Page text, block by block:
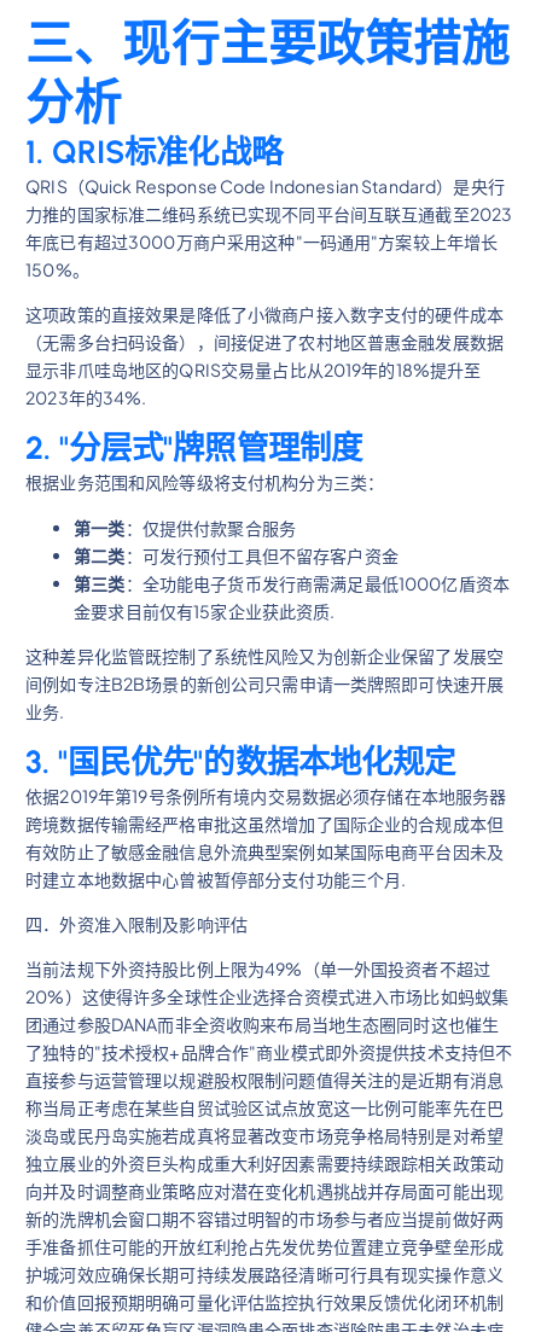
三、现行主要政策措施
分析
1. QRIS标准化战略
QRIS（Quick Response Code Indonesian Standard）是央行
力推的国家标准二维码系统已实现不同平台间互联互通截至2023
年底已有超过3000万商户采用这种"一码通用"方案较上年增长
150%。
这项政策的直接效果是降低了小微商户接入数字支付的硬件成本
（无需多台扫码设备），间接促进了农村地区普惠金融发展数据
显示非爪哇岛地区的QRIS交易量占比从2019年的18%提升至
2023年的34%.
2. "分层式"牌照管理制度
根据业务范围和风险等级将支付机构分为三类：
第一类：仅提供付款聚合服务
第二类：可发行预付工具但不留存客户资金
第三类：全功能电子货币发行商需满足最低1000亿盾资本
金要求目前仅有15家企业获此资质.
这种差异化监管既控制了系统性风险又为创新企业保留了发展空
间例如专注B2B场景的新创公司只需申请一类牌照即可快速开展
业务.
3. "国民优先"的数据本地化规定
依据2019年第19号条例所有境内交易数据必须存储在本地服务器
跨境数据传输需经严格审批这虽然增加了国际企业的合规成本但
有效防止了敏感金融信息外流典型案例如某国际电商平台因未及
时建立本地数据中心曾被暂停部分支付功能三个月.
四．外资准入限制及影响评估
当前法规下外资持股比例上限为49%（单一外国投资者不超过
20%）这使得许多全球性企业选择合资模式进入市场比如蚂蚁集
团通过参股DANA而非全资收购来布局当地生态圈同时这也催生
了独特的"技术授权+品牌合作"商业模式即外资提供技术支持但不
直接参与运营管理以规避股权限制问题值得关注的是近期有消息
称当局正考虑在某些自贸试验区试点放宽这一比例可能率先在巴
淡岛或民丹岛实施若成真将显著改变市场竞争格局特别是对希望
独立展业的外资巨头构成重大利好因素需要持续跟踪相关政策动
向并及时调整商业策略应对潜在变化机遇挑战并存局面可能出现
新的洗牌机会窗口期不容错过明智的市场参与者应当提前做好两
手准备抓住可能的开放红利抢占先发优势位置建立竞争壁垒形成
护城河效应确保长期可持续发展路径清晰可行具有现实操作意义
和价值回报预期明确可量化评估监控执行效果反馈优化闭环机制